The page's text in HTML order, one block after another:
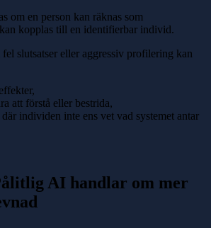
om en person kan räknas som
kopplas till en identifierbar individ.
slutsatser eller aggressiv profilering kan
att förstå eller bestrida,
individen inte ens vet vad systemet antar
AI handlar om mer